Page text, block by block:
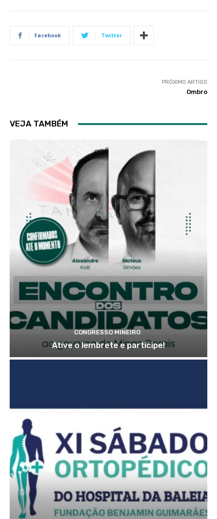
Facebook Twitter
PRÓXIMO ARTIGO
Ombro
VEJA TAMBÉM
CONGRESSO MINEIRO
Ative o lembrete e participe!